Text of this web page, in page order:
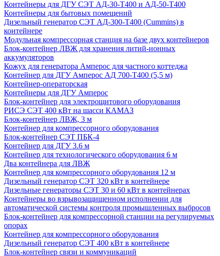
Контейнеры для ДГУ СЭТ АД-30-Т400 и АД-50-Т400
Контейнеры для бытовых помещений
Дизельный генератор СЭТ АД-300-Т400 (Cummins) в
контейнере
Модульная компрессорная станция на базе двух контейнеров
Блок-контейнер ЛВЖ для хранения литий-ионных
аккумуляторов
Кожух для генератора Амперос для частного коттеджа
Контейнер для ДГУ Амперос АД 700-Т400 (5,5 м)
Контейнер-операторская
Контейнеры для ДГУ Амперос
Блок-контейнер для электрощитового оборудования
РИСЭ СЭТ 400 кВт на шасси КАМАЗ
Блок-контейнер ЛВЖ, 3 м
Контейнер для компрессорного оборудования
Блок-контейнер СЭТ ПБК-4
Контейнер для ДГУ 3.6 м
Контейнер для технологического оборудования 6 м
Два контейнера для ЛВЖ
Контейнер для компрессорного оборудования 12 м
Дизельный генератор СЭТ 320 кВт в контейнере
Дизельные генераторы СЭТ 30 и 60 кВт в контейнерах
Контейнеры во взрывозащищенном исполнении для
автоматической системы контроля промышленных выбросов
Блок-контейнер для компрессорной станции на регулируемых
опорах
Контейнер для компрессорного оборудования
Дизельный генератор СЭТ 400 кВт в контейнере
Блок-контейнер связи и коммуникаций